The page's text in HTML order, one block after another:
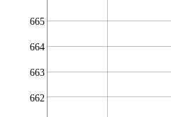
662
663
664
665